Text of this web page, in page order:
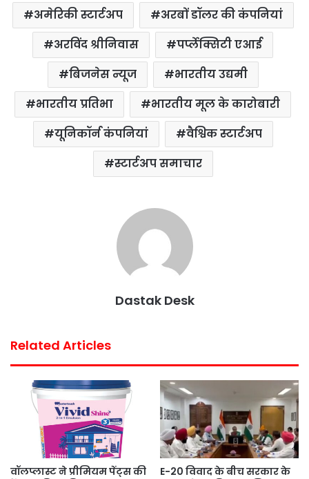
अमेरिकी स्टार्टअप
अरबों डॉलर की कंपनियां
अरविंद श्रीनिवास
पर्प्लेक्सिटी एआई
बिजनेस न्यूज
भारतीय उद्यमी
भारतीय प्रतिभा
भारतीय मूल के कारोबारी
यूनिकॉर्न कंपनियां
वैश्विक स्टार्टअप
स्टार्टअप समाचार
Dastak Desk
Related Articles
वॉलप्लास्ट ने प्रीमियम पेंट्स की
E-20 विवाद के बीच सरकार के